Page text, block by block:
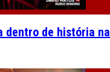
dentro de história